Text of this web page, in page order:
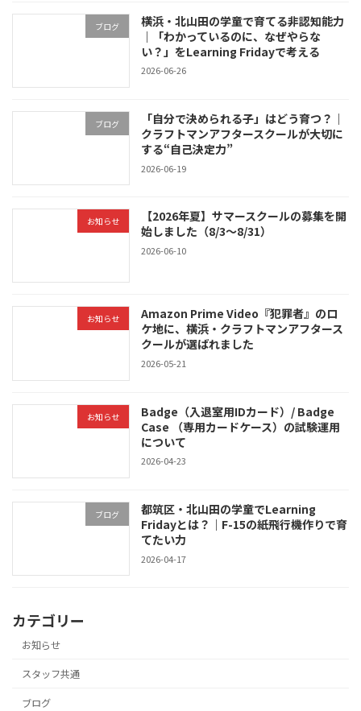
ブログ
横浜・北山田の学童で育てる非認知能力
｜「わかっているのに、なぜやらな
い？」をLearning Fridayで考える
2026-06-26
ブログ
「自分で決められる子」はどう育つ？｜
クラフトマンアフタースクールが大切に
する“自己決定力”
2026-06-19
お知らせ
【2026年夏】サマースクールの募集を開
始しました（8/3〜8/31）
2026-06-10
お知らせ
Amazon Prime Video『犯罪者』のロ
ケ地に、横浜・クラフトマンアフタース
クールが選ばれました
2026-05-21
お知らせ
Badge（入退室用IDカード）/ Badge
Case （専用カードケース）の試験運用
について
2026-04-23
ブログ
都筑区・北山田の学童でLearning
Fridayとは？｜F-15の紙飛行機作りで育
てたい力
2026-04-17
カテゴリー
お知らせ
スタッフ共通
ブログ